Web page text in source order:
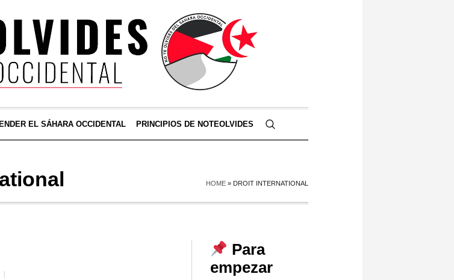
EL SÁHARA OCCIDENTAL PRINCIPIOS DE NOTEOLVIDES
HOME » DROIT INTERNATIONAL
Para
empezar